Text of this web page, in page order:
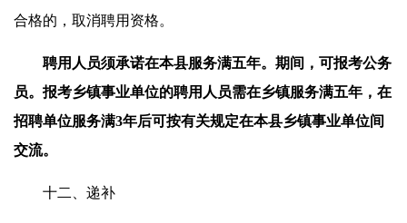
合格的，取消聘用资格。
聘用人员须承诺在本县服务满五年。期间，可报考公务
员。报考乡镇事业单位的聘用人员需在乡镇服务满五年，在
招聘单位服务满3年后可按有关规定在本县乡镇事业单位间
交流。
十二、递补